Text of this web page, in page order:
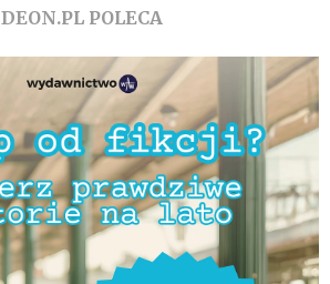
DEON.PL POLECA